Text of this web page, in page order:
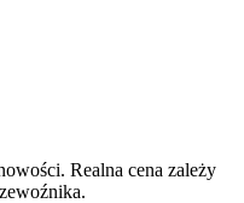
Realna cena zależy